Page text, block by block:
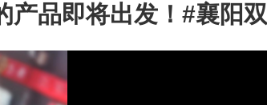
产品即将出发！#襄阳双